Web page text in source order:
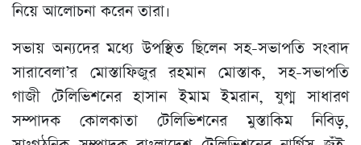
নিয়ে আলোচনা করেন তারা।
সভায় অন্যদের মধ্যে উপস্থিত ছিলেন সহ-সভাপতি সংবাদ
সারাবেলা’র মোস্তাফিজুর রহমান মোস্তাক, সহ-সভাপতি
গাজী টেলিভিশনের হাসান ইমাম ইমরান, যুগ্ম সাধারণ
সম্পাদক কোলকাতা টেলিভিশনের মুস্তাকিম নিবিড়,